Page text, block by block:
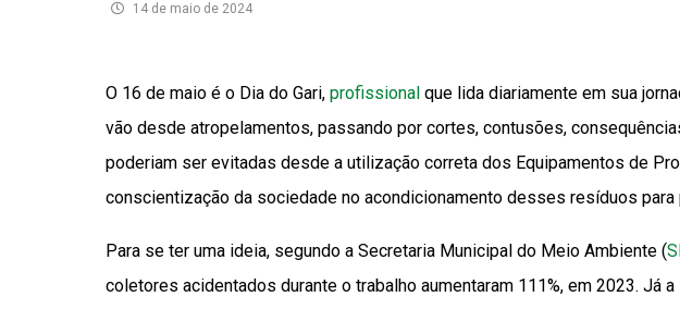
14 de maio de 2024
O 16 de maio é o Dia do Gari, profissional que lida diariamente em sua
vão desde atropelamentos, passando por cortes, contusões,
poderiam ser evitadas desde a utilização correta dos Equipamentos de
conscientização da sociedade no acondicionamento desses resíduos
Para se ter uma ideia, segundo a Secretaria Municipal do Meio Ambiente (
coletores acidentados durante o trabalho aumentaram 111%, em 2023. Já